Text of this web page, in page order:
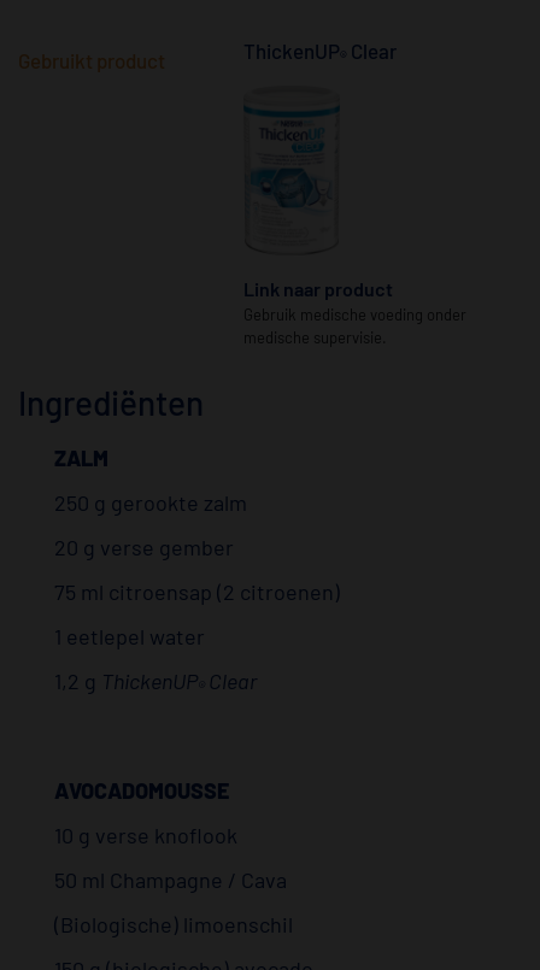
Ingrediënten
ZALM
250 g gerookte zalm
20 g verse gember
75 ml citroensap (2 citroenen)
1 eetlepel water
1,2 g ThickenUP Clear
AVOCADOMOUSSE
10 g verse knoflook
50 ml Champagne / Cava
(Biologische) limoenschil
Gebruikt product ThickenUP Clear
Link naar product
Gebruik medische voeding onder
medische supervisie.